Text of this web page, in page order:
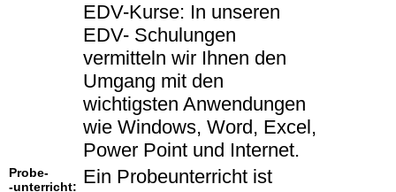
EDV-Kurse: In unseren
EDV- Schulungen
vermitteln wir Ihnen den
Umgang mit den
wichtigsten Anwendungen
wie Windows, Word, Excel,
Power Point und Internet.
Probe-
-unterricht: Ein Probeunterricht ist